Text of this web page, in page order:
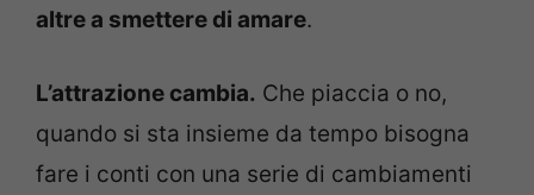
altre a smettere di amare.
L’attrazione cambia. Che piaccia o no,
quando si sta insieme da tempo bisogna
fare i conti con una serie di cambiamenti